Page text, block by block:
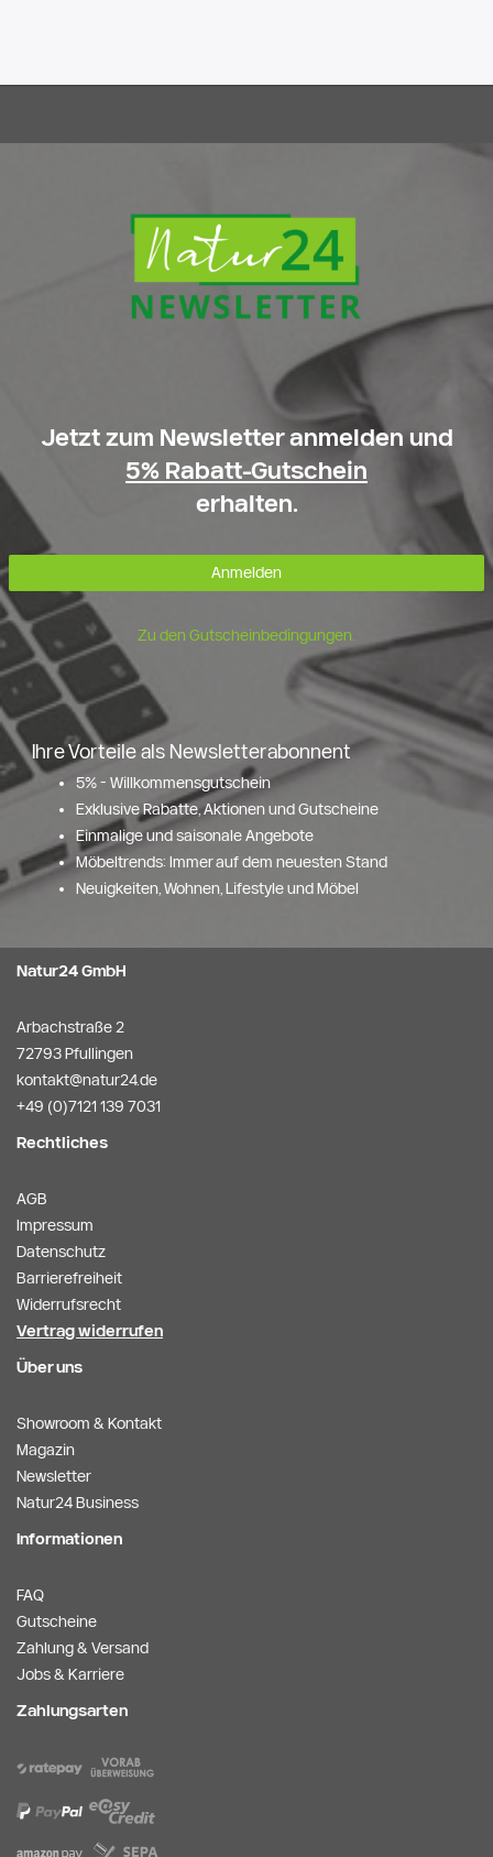
Jetzt zum Newsletter anmelden und
5% Rabatt-Gutschein
erhalten.
Anmelden
Zu den Gutscheinbedingungen.
Ihre Vorteile als Newsletterabonnent
5% - Willkommensgutschein
Exklusive Rabatte, Aktionen und Gutscheine
Einmalige und saisonale Angebote
Möbeltrends: Immer auf dem neuesten Stand
Neuigkeiten, Wohnen, Lifestyle und Möbel
Natur24 GmbH
Arbachstraße 2
72793 Pfullingen
kontakt@natur24.de
+49 (0)7121 139 7031
Rechtliches
AGB
Impressum
Datenschutz
Barrierefreiheit
Widerrufsrecht
Vertrag widerrufen
Über uns
Showroom & Kontakt
Magazin
Newsletter
Natur24 Business
Informationen
FAQ
Gutscheine
Zahlung & Versand
Jobs & Karriere
Zahlungsarten